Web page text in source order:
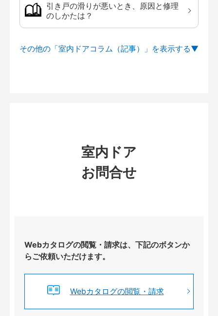
引き戸の滑りが悪いとき、原因と修理
のしかたは？
その他の「室内ドアコラム（記事）」を
室内ドア
お問合せ
Webカタログの閲覧・請求は、下記のボタンか
らご依頼いただけます。
Webカタログの閲覧・請求